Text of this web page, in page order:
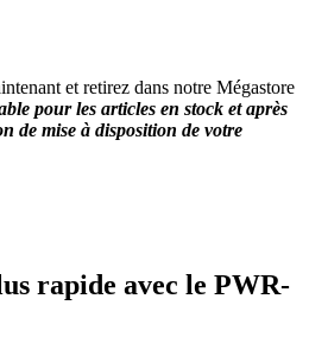
et retirez dans notre Mégastore
pour les articles en stock et après
de mise à disposition de votre
rapide avec le PWR-